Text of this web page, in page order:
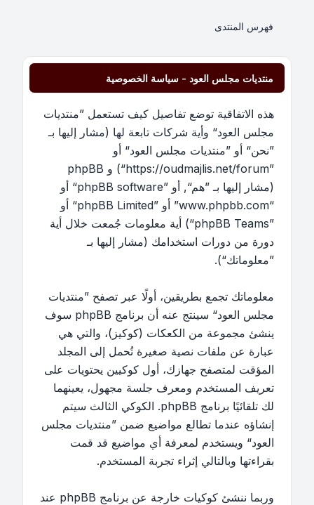
فهرس المنتدى
منتديات مجلس العود - سياسة الخصوصية
هذه الاتفاقية توضع تفاصيل كيف تستعمل ”منتديات
مجلس العود“ وأية شركات تابعة لها (مشار إليها بـ
”نحن“ أو ”منتديات مجلس العود“ أو
”https://oudmajlis.net/forum“) و phpBB
(مشار إليها بـ ”هم“, أو ”phpBB software“ أو
“www.phpbb.com” أو ”phpBB Limited“ أو
”phpBB Teams“) أية معلومات جُمعت خلال أية
دورة من دورات استخدامك (مشار إليها بـ
”معلوماتك“).
معلوماتك تجمع بطريقين، أولًا عبر تصفح ”منتديات
مجلس العود“ سينتج عنه أن برنامج phpBB سوف
ينشئ مجموعة من الكعكات (كوكيز)، والتي هي
عبارة عن ملفات نصية صغيرة تُحمل إلى المجلد
المؤقت لمتصفح جهازك، أول كوكيين يحتويات على
تعريف المستخدم ومعرف جلسة مجهول، يعينهما
لك تلقائيًا برنامج phpBB. الكوكي الثالث سيتم
إنشاؤه عندما تطالع مواضيع ضمن ”منتديات مجلس
العود“ ويستخدم لمعرفة أي مواضيع قد قمت
بقراءتها وبالتالي إثراء تجربة المستخدم.
وربما ننشئ كوكيات خارجة عن برنامج phpBB عند